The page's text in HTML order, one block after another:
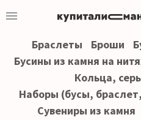
Браслеты Броши
Бусины из камня на
Кольца,
Наборы (бусы,
Сувениры из камня